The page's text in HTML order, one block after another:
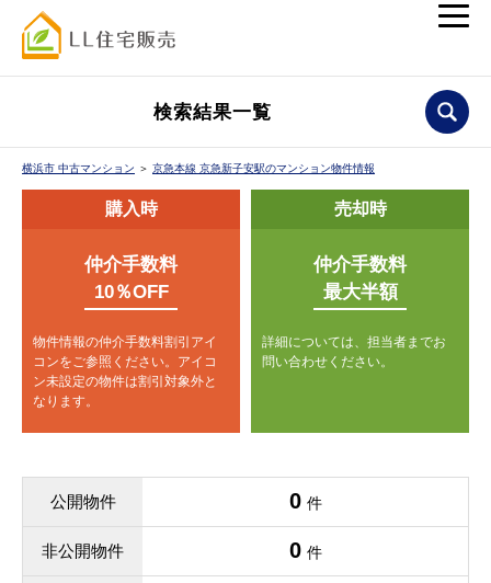
検索結果一覧
横浜市 中古マンション ＞ 京急本線 京急新子安駅のマンション物件情報
購入時
仲介手数料
10％OFF
物件情報の仲介手数料割引アイ
コンをご参照ください。 アイコ
ン未設定の物件は割引対象外と
なります。
売却時
仲介手数料
最大半額
詳細については、担当者までお
問い合わせください。
公開物件 0 件
非公開物件 0 件